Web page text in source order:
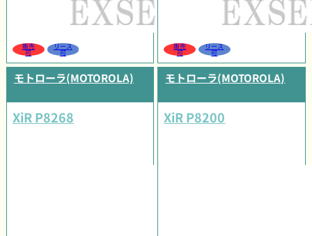
販売
可
リース
可
販売
可
リース
可
モトローラ(MOTOROLA)
XiR P8268
モトローラ(MOTOROLA)
XiR P8200